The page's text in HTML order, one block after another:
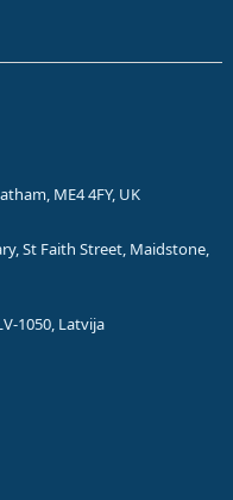
ME4 4FY, UK
St Faith Street, Maidstone,
1050, Latvija